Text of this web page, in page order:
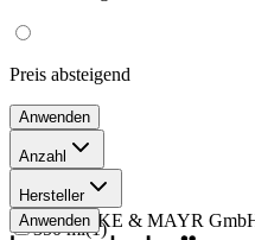
Preis absteigend
Anwenden
Anzahl
(1 )
20 ml(1)
350 ml(1)
Hersteller
SCHÜLKE & MAYR
Anwenden